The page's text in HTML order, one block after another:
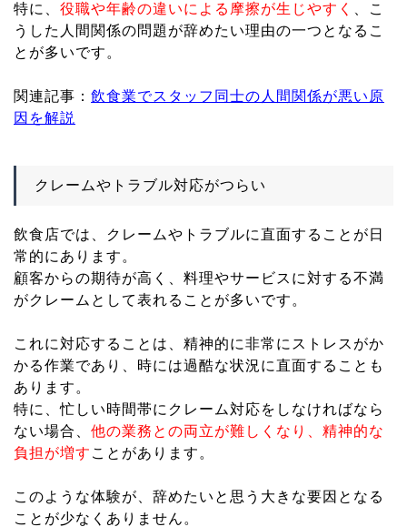
特に、 役職や年齢の違いによる摩擦が生じやすく
、こ
うした人間関係の問題が辞めたい理由の一つとなるこ
とが多いです。
関連記事： 飲食業でスタッフ同士の人間関係が悪い原
因を解説
クレームやトラブル対応がつらい
飲食店では、クレームやトラブルに直面することが日
常的にあります。
顧客からの期待が高く、料理やサービスに対する不満
がクレームとして表れることが多いです。
これに対応することは、精神的に非常にストレスがか
かる作業であり、時には過酷な状況に直面することも
あります。
特に、忙しい時間帯にクレーム対応をしなければなら
ない場合、 他の業務との両立が難しくなり、精神的な
負担が増す ことがあります。
このような体験が、辞めたいと思う大きな要因となる
ことが少なくありません。